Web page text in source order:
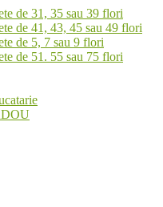
de 31, 35 sau 39 flori
de 41, 43, 45 sau 49 flori
de 5, 7 sau 9 flori
de 51. 55 sau 75 flori